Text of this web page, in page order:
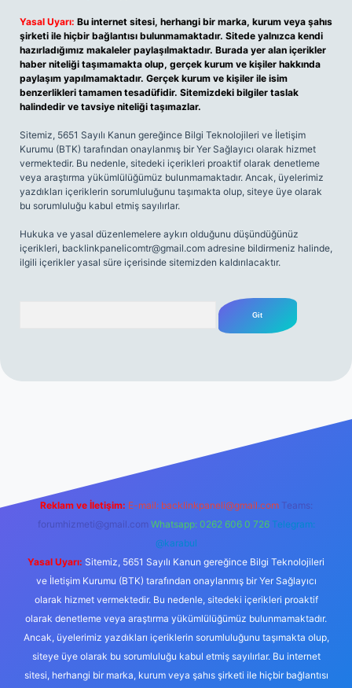
Yasal Uyarı: Bu internet sitesi, herhangi bir marka, kurum veya şahıs
şirketi ile hiçbir bağlantısı bulunmamaktadır. Sitede yalnızca kendi
hazırladığımız makaleler paylaşılmaktadır. Burada yer alan içerikler
haber niteliği taşımamakta olup, gerçek kurum ve kişiler hakkında
paylaşım yapılmamaktadır. Gerçek kurum ve kişiler ile isim
benzerlikleri tamamen tesadüfidir. Sitemizdeki bilgiler taslak
halindedir ve tavsiye niteliği taşımazlar.
Sitemiz, 5651 Sayılı Kanun gereğince Bilgi Teknolojileri ve İletişim
Kurumu (BTK) tarafından onaylanmış bir Yer Sağlayıcı olarak hizmet
vermektedir. Bu nedenle, sitedeki içerikleri proaktif olarak denetleme
veya araştırma yükümlülüğümüz bulunmamaktadır. Ancak, üyelerimiz
yazdıkları içeriklerin sorumluluğunu taşımakta olup, siteye üye olarak
bu sorumluluğu kabul etmiş sayılırlar.
Hukuka ve yasal düzenlemelere aykırı olduğunu düşündüğünüz
içerikleri, backlinkpanelicomtr@gmail.com adresine bildirmeniz halinde,
ilgili içerikler yasal süre içerisinde sitemizden kaldırılacaktır.
Reklam ve İletişim: E-mail: backlinkpaneli@gmail.com Teams:
forumhizmeti@gmail.com Whatsapp: 0262 606 0 726 Telegram:
@karabul
Yasal Uyarı: Sitemiz, 5651 Sayılı Kanun gereğince Bilgi Teknolojileri
ve İletişim Kurumu (BTK) tarafından onaylanmış bir Yer Sağlayıcı
olarak hizmet vermektedir. Bu nedenle, sitedeki içerikleri proaktif
olarak denetleme veya araştırma yükümlülüğümüz bulunmamaktadır.
Ancak, üyelerimiz yazdıkları içeriklerin sorumluluğunu taşımakta olup,
siteye üye olarak bu sorumluluğu kabul etmiş sayılırlar. Bu internet
sitesi, herhangi bir marka, kurum veya şahıs şirketi ile hiçbir bağlantısı